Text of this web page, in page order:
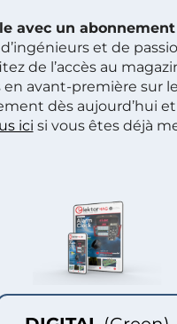
avec un
et de
de l’accès au
en avant-première sur
dès aujourd’hui
ici si vous êtes déjà